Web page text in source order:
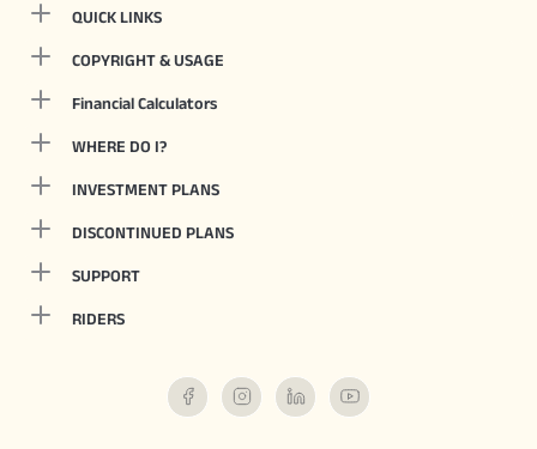
QUICK LINKS
COPYRIGHT & USAGE
Financial Calculators
WHERE DO I?
INVESTMENT PLANS
DISCONTINUED PLANS
SUPPORT
RIDERS